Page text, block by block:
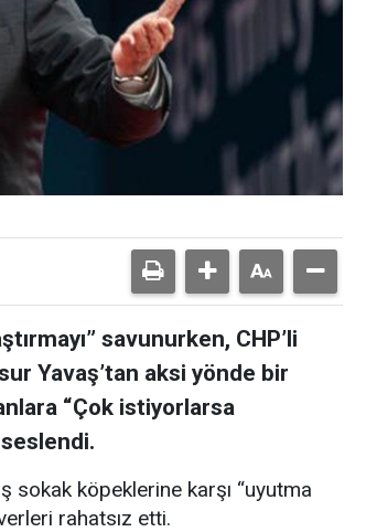
savunurken, CHP’li
Yavaş’tan aksi yönde bir
“Çok istiyorlarsa
sokak köpeklerine karşı “uyutma
rahatsız etti.